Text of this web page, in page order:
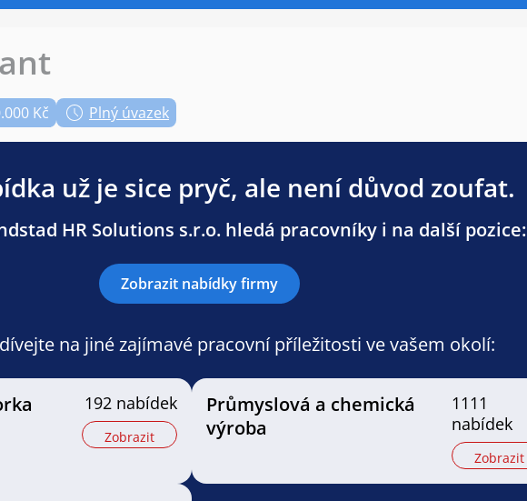
Kč Plný úvazek
už je sice pryč, ale není důvod zoufat.
HR Solutions s.r.o. hledá pracovníky i na další pozice:
Zobrazit nabídky firmy
na jiné zajímavé pracovní příležitosti ve vašem okolí:
192 nabídek
Zobrazit
Průmyslová a chemická
výroba
1111
nabídek
Zobrazit